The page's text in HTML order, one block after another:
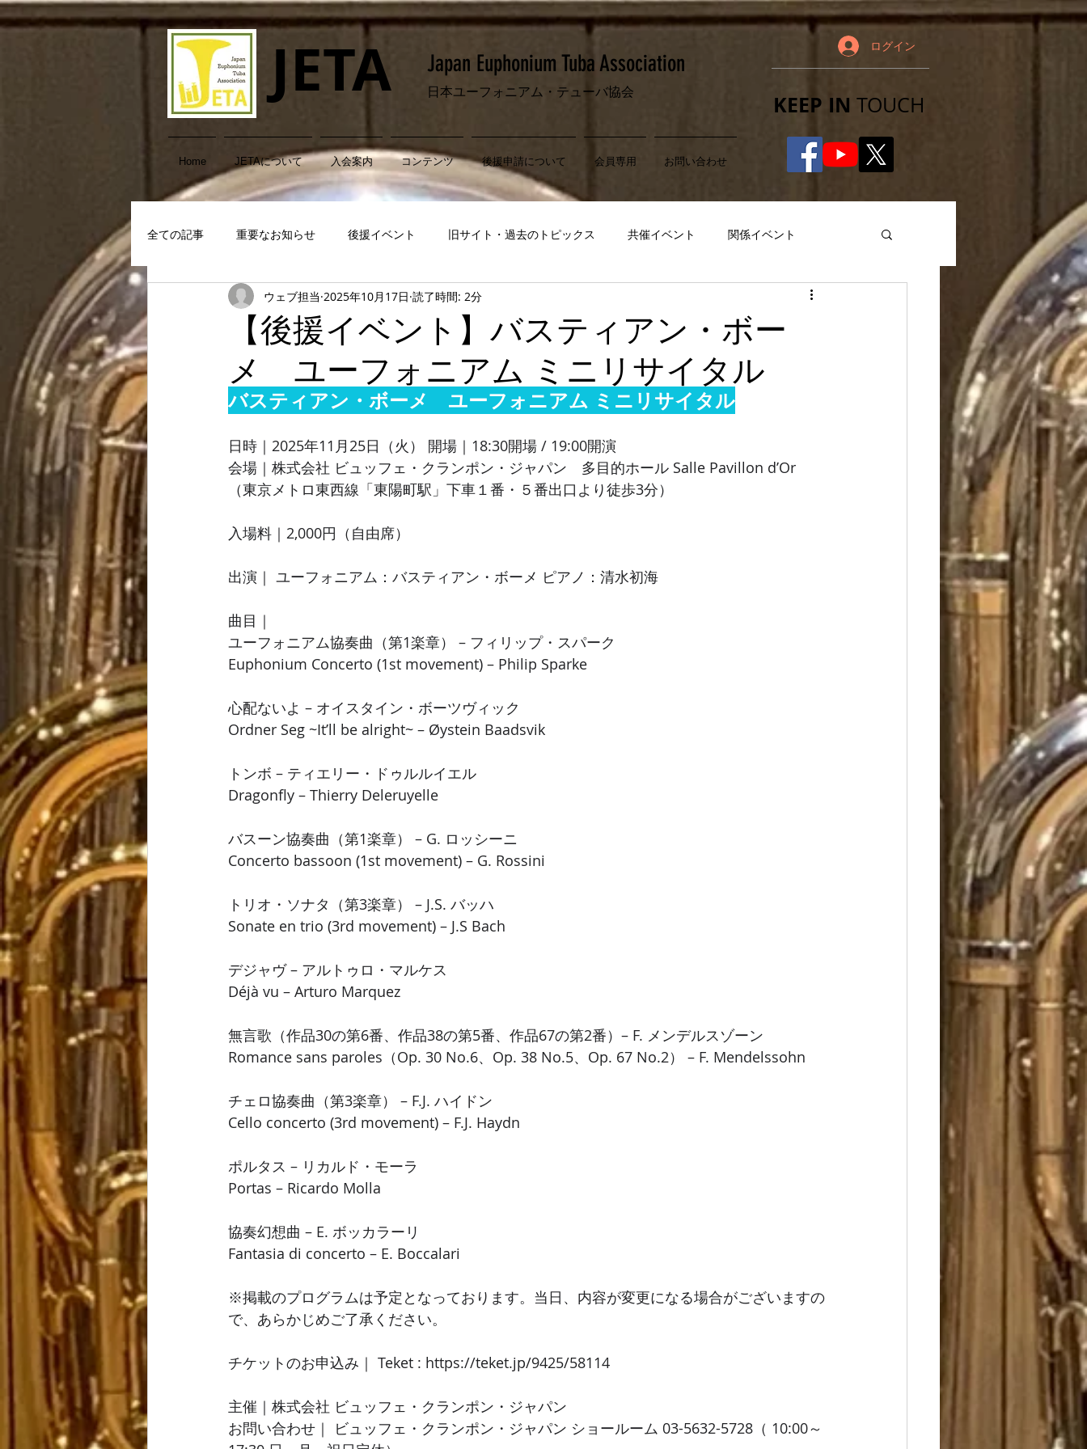
JETA ​Japan Euphonium Tuba Association
​日本ユーフォニアム・テューバ協会
Home JETAについて 入会案内 コンテンツ 後援申請について 会員専用 お問い合わせ
ログイン
KEEP IN TOUCH​
全ての記事 重要なお知らせ 後援イベント 旧サイト・過去のトピックス 共催イベント 関係イベント
テューバ・クリスマス
【後援イベント】バスティアン・ボー
メ ユーフォニアム ミニリサイタル
ウェブ担当 2025年10月17日 読了時間: 2分
バスティアン・ボーメ　ユーフォニアム ミニリサイタル
日時｜2025年11月25日（火） 開場｜18:30開場 / 19:00開演
会場｜株式会社 ビュッフェ・クランポン・ジャパン　多目的ホール Salle Pavillon d’Or
（東京メトロ東西線「東陽町駅」下車１番・５番出口より徒歩3分）
入場料｜2,000円（自由席）
出演｜ ユーフォニアム：バスティアン・ボーメ ピアノ：清水初海
曲目｜
ユーフォニアム協奏曲（第1楽章） – フィリップ・スパーク
Euphonium Concerto (1st movement) – Philip Sparke
心配ないよ – オイスタイン・ボーツヴィック
Ordner Seg ~It’ll be alright~ – Øystein Baadsvik
トンボ – ティエリー・ドゥルルイエル
Dragonfly – Thierry Deleruyelle
バスーン協奏曲（第1楽章） – G. ロッシーニ
Concerto bassoon (1st movement) – G. Rossini
トリオ・ソナタ（第3楽章） – J.S. バッハ
Sonate en trio (3rd movement) – J.S Bach
デジャヴ – アルトゥロ・マルケス
Déjà vu – Arturo Marquez
無言歌（作品30の第6番、作品38の第5番、作品67の第2番）– F. メンデルスゾーン
Romance sans paroles（Op. 30 No.6、Op. 38 No.5、Op. 67 No.2） – F. Mendelssohn
チェロ協奏曲（第3楽章） – F.J. ハイドン
Cello concerto (3rd movement) – F.J. Haydn
ポルタス – リカルド・モーラ
Portas – Ricardo Molla
協奏幻想曲 – E. ボッカラーリ
Fantasia di concerto – E. Boccalari
※掲載のプログラムは予定となっております。当日、内容が変更になる場合がございますの
で、あらかじめご了承ください。
チケットのお申込み｜ Teket : https://teket.jp/9425/58114
主催｜株式会社 ビュッフェ・クランポン・ジャパン
お問い合わせ｜ ビュッフェ・クランポン・ジャパン ショールーム 03-5632-5728（ 10:00～